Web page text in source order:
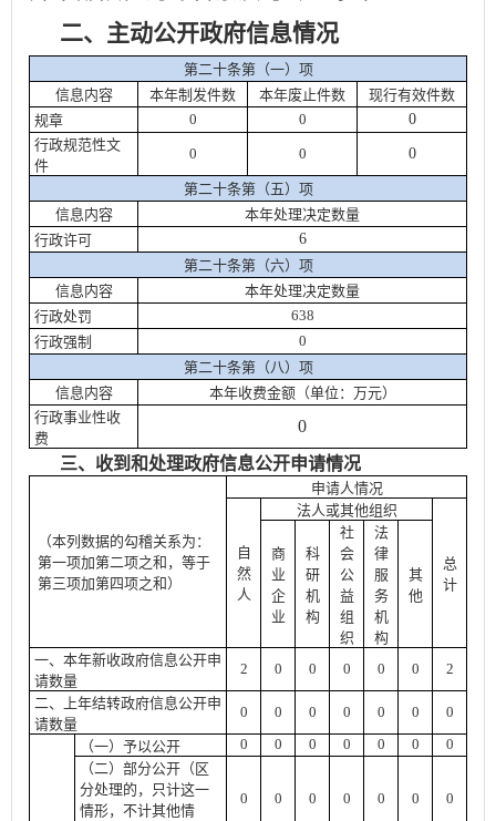
二、主动公开政府信息情况
第二十条第（一）项
信息内容
本年制发件数 本年废止件数 现行有效件数
规章
0 0
0
行政规范性文
件
0 0 0
第二十条第（五）项
信息内容
本年处理决定数量
行政许可
6
第二十条第（六）项
信息内容
本年处理决定数量
行政处罚
638
行政强制
0
第二十条第（八）项
信息内容
本年收费金额（单位：万元）
行政事业性收
费
0
三、收到和处理政府信息公开申请情况
（本列数据的勾稽关系为：
第一项加第二项之和，等于
第三项加第四项之和）
申请人情况
自
然
人
法人或其他组织
总
计
商
业
企
业
科
研
机
构
社
会
公
益
组
织
法
律
服
务
机
构
其
他
一、本年新收政府信息公开申
请数量
2 0 0 0 0 0 2
二、上年结转政府信息公开申
请数量
0 0 0 0 0 0 0
（一）予以公开 0 0 0 0 0 0
0
（二）部分公开 （区
分处理的，只计这一
情形，不计其他情
0 0 0 0 0 0 0